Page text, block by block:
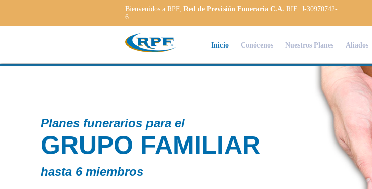
Bienvenidos a RPF, Red de Previsión Funeraria C.A. RIF: J-30970742-
6
Inicio Conócenos Nuestros Planes Aliados